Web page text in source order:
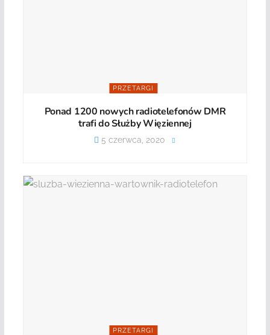
PRZETARGI
Ponad 1200 nowych radiotelefonów DMR
trafi do Służby Więziennej
5 czerwca, 2020
PRZETARGI